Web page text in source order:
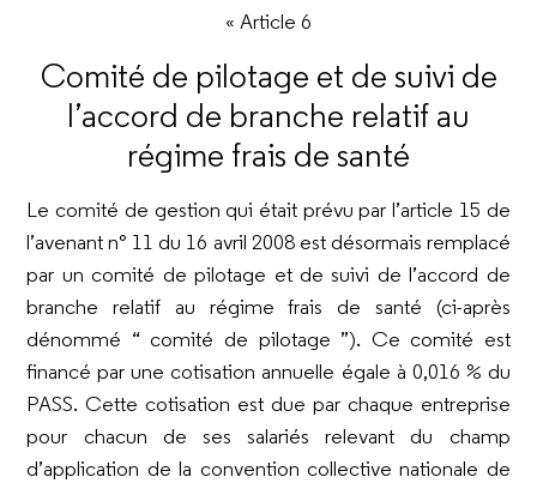
« Article 6
Comité de pilotage et de suivi de
l’accord de branche relatif au
régime frais de santé
Le comité de gestion qui était prévu par l’article 15 de
l’avenant n° 11 du 16 avril 2008 est désormais remplacé
par un comité de pilotage et de suivi de l’accord de
branche relatif au régime frais de santé (ci-après
dénommé “ comité de pilotage ”). Ce comité est
financé par une cotisation annuelle égale à 0,016 % du
PASS. Cette cotisation est due par chaque entreprise
pour chacun de ses salariés relevant du champ
d’application de la convention collective nationale de